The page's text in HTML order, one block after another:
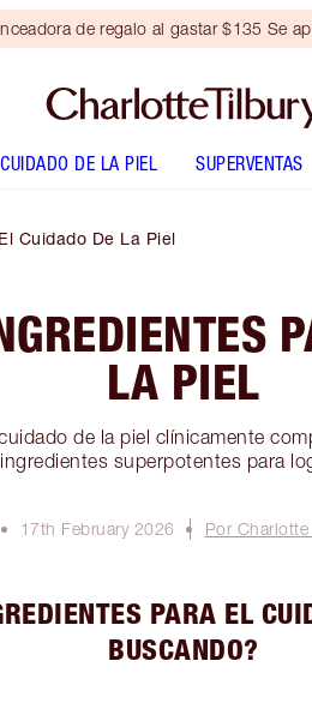
de regalo al gastar $135 Se
CUIDADO DE LA PIEL SUPERVENTAS
Cuidado De La Piel
LA PIEL
de la piel clínicamente
superpotentes para
17th February 2026 Por
PARA EL
BUSCANDO?